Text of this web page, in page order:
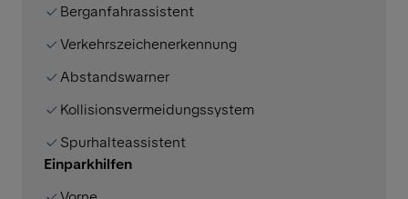
Berganfahrassistent
Verkehrszeichenerkennung
Abstandswarner
Kollisionsvermeidungssystem
Spurhalteassistent
Einparkhilfen